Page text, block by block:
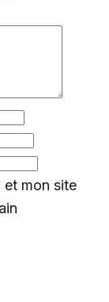
et mon site